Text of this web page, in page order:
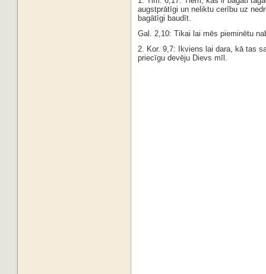
augstprātīgi un neliktu cerību uz
bagātīgi baudīt.
Gal. 2,10: Tikai lai mēs pieminētu
2. Kor. 9,7: Ikviens lai dara, kā tas
priecīgu devēju Dievs mīl.